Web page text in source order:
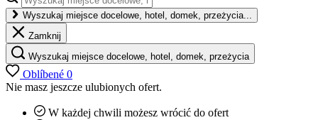
Wyszukaj miejsce docelowe, hotel, domek, przeżycia...
Zamknij
Wyszukaj miejsce docelowe, hotel, domek, przeżycia
Oblíbené 0
Nie masz jeszcze ulubionych ofert.
W każdej chwili możesz wrócić do ofert